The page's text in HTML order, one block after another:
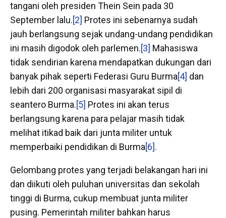
tangani oleh presiden Thein Sein pada 30
September lalu.[2] Protes ini sebenarnya sudah
jauh berlangsung sejak undang-undang pendidikan
ini masih digodok oleh parlemen.[3] Mahasiswa
tidak sendirian karena mendapatkan dukungan dari
banyak pihak seperti Federasi Guru Burma[4] dan
lebih dari 200 organisasi masyarakat sipil di
seantero Burma.[5] Protes ini akan terus
berlangsung karena para pelajar masih tidak
melihat itikad baik dari junta militer untuk
memperbaiki pendidikan di Burma[6].
Gelombang protes yang terjadi belakangan hari ini
dan diikuti oleh puluhan universitas dan sekolah
tinggi di Burma, cukup membuat junta militer
pusing. Pemerintah militer bahkan harus